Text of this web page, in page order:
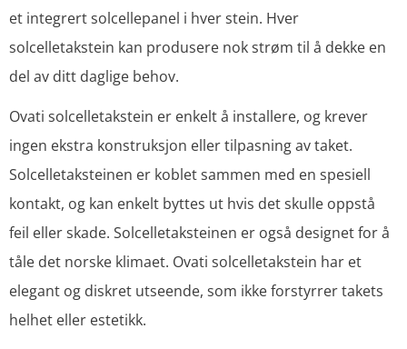
et integrert solcellepanel i hver stein. Hver
solcelletakstein kan produsere nok strøm til å dekke en
del av ditt daglige behov.
Ovati solcelletakstein er enkelt å installere, og krever
ingen ekstra konstruksjon eller tilpasning av taket.
Solcelletaksteinen er koblet sammen med en spesiell
kontakt, og kan enkelt byttes ut hvis det skulle oppstå
feil eller skade. Solcelletaksteinen er også designet for å
tåle det norske klimaet. Ovati solcelletakstein har et
elegant og diskret utseende, som ikke forstyrrer takets
helhet eller estetikk.